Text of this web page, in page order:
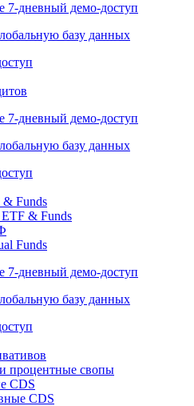
7-дневный демо-доступ
базу данных
7-дневный демо-доступ
базу данных
Funds
& Funds
Funds
7-дневный демо-доступ
базу данных
процентные свопы
CDS
CDS